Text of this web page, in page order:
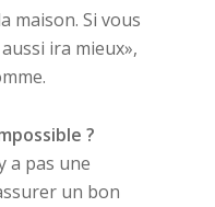
maison. Si vous
ira mieux»,
?
a pas une
un bon